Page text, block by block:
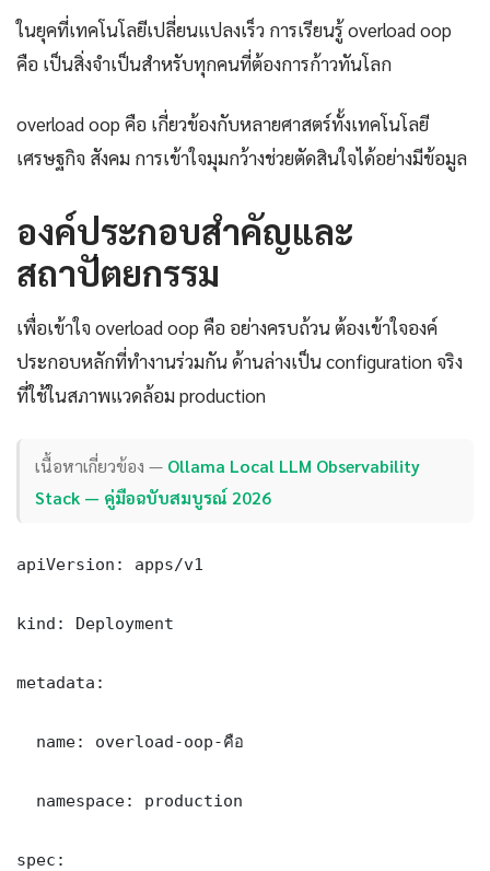
ในยุคที่เทคโนโลยีเปลี่ยนแปลงเร็ว การเรียนรู้ overload oop
คือ เป็นสิ่งจำเป็นสำหรับทุกคนที่ต้องการก้าวทันโลก
overload oop คือ เกี่ยวข้องกับหลายศาสตร์ทั้งเทคโนโลยี
เศรษฐกิจ สังคม การเข้าใจมุมกว้างช่วยตัดสินใจได้อย่างมีข้อมูล
องค์ประกอบสำคัญและ
สถาปัตยกรรม
เพื่อเข้าใจ overload oop คือ อย่างครบถ้วน ต้องเข้าใจองค์
ประกอบหลักที่ทำงานร่วมกัน ด้านล่างเป็น configuration จริง
ที่ใช้ในสภาพแวดล้อม production
เนื้อหาเกี่ยวข้อง — Ollama Local LLM Observability
Stack — คู่มือฉบับสมบูรณ์ 2026
apiVersion: apps/v1
kind: Deployment
metadata:
  name: overload-oop-คือ
  namespace: production
spec: